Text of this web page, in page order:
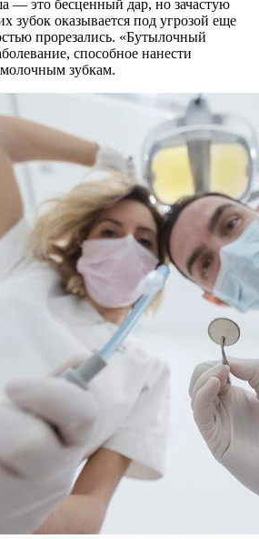
— это бесценный дар, но зачастую
зубок оказывается под угрозой еще
прорезались. «Бутылочный
способное нанести
зубкам.